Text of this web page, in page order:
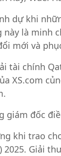
dự khi
này là minh
mới và
tài chính
XS.com
giám đốc
khi trao
2025. Giải